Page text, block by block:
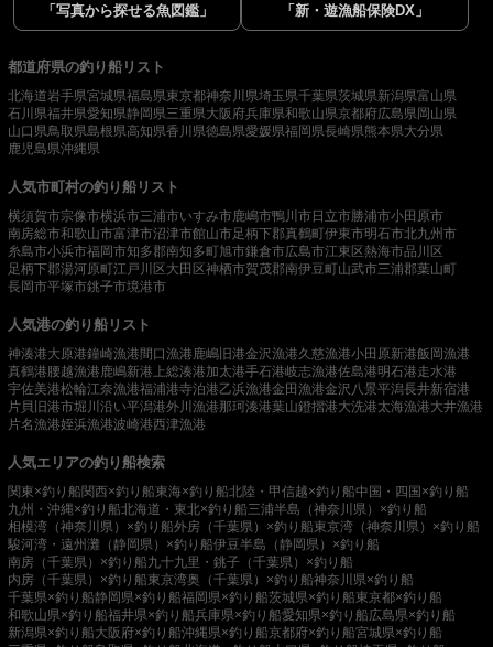
「写真から探せる魚図鑑」
「新・遊漁船保険DX」
都道府県の釣り船リスト
北海道岩手県宮城県福島県東京都神奈川県埼玉県千葉県茨城県新潟県富山県
石川県福井県愛知県静岡県三重県大阪府兵庫県和歌山県京都府広島県岡山県
山口県鳥取県島根県高知県香川県徳島県愛媛県福岡県長崎県熊本県大分県
鹿児島県沖縄県
人気市町村の釣り船リスト
横須賀市宗像市横浜市三浦市いすみ市鹿嶋市鴨川市日立市勝浦市小田原市
南房総市和歌山市富津市沼津市館山市足柄下郡真鶴町伊東市明石市北九州市
糸島市小浜市福岡市知多郡南知多町旭市鎌倉市広島市江東区熱海市品川区
足柄下郡湯河原町江戸川区大田区神栖市賀茂郡南伊豆町山武市三浦郡葉山町
長岡市平塚市銚子市境港市
人気港の釣り船リスト
神湊港大原港鐘崎漁港間口漁港 鹿嶋旧港金沢漁港久慈漁港小田原新港飯岡漁港
真鶴港腰越漁港 鹿嶋新港 上総湊港加太港手石港岐志漁港佐島港明石港走水港
宇佐美港松輪江奈漁港福浦港寺泊港乙浜漁港金田漁港金沢八景平潟長井新宿港
片貝旧港市堀川沿い平潟港外川漁港那珂湊港葉山鐙摺港大洗港太海漁港大井漁港
片名漁港姪浜漁港波崎港西津漁港
人気エリアの釣り船検索
関東×釣り船関西×釣り船東海×釣り船北陸・甲信越×釣り船中国・四国×釣り船
九州・沖縄×釣り船北海道・東北×釣り船三浦半島（神奈川県）×釣り船
相模湾（神奈川県）×釣り船外房（千葉県）×釣り船東京湾（神奈川県）×釣り船
駿河湾・遠州灘（静岡県）×釣り船伊豆半島（静岡県）×釣り船
南房（千葉県）×釣り船九十九里・銚子（千葉県）×釣り船
内房（千葉県）×釣り船東京湾奥（千葉県）×釣り船神奈川県×釣り船
千葉県×釣り船静岡県×釣り船福岡県×釣り船茨城県×釣り船東京都×釣り船
和歌山県×釣り船福井県×釣り船兵庫県×釣り船愛知県×釣り船広島県×釣り船
新潟県×釣り船大阪府×釣り船沖縄県×釣り船京都府×釣り船宮城県×釣り船